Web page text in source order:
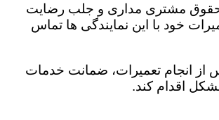
حقوق مشتری مداری و جلب رضایت
خود با این نمایندگی ها تماس
از انجام تعمیرات، ضمانت خدمات
اقدام کند.